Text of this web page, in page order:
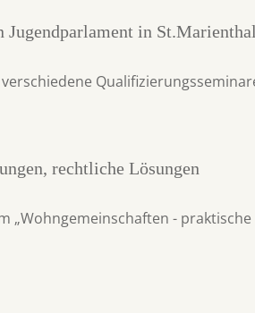
in St.Marienthal
rechtliche Lösungen
„Wohngemeinschaften - praktische